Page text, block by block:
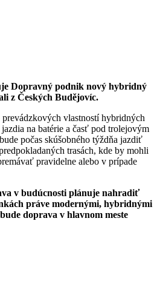
Dopravný podnik nový hybridný
z Českých Budějovíc.
vlastností hybridných
na batérie a časť pod trolejovým
počas skúšobného týždňa jazdiť
trasách, kde by mohli
pravidelne alebo v prípade
v budúcnosti plánuje nahradiť
práve modernými, hybridnými
doprava v hlavnom meste